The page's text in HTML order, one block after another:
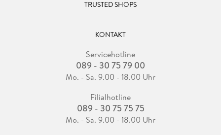
TRUSTED SHOPS
KONTAKT
Servicehotline
089 - 30 75 79 00
Mo. - Sa. 9.00 - 18.00 Uhr
Filialhotline
089 - 30 75 75 75
Mo. - Sa. 9.00 - 18.00 Uhr